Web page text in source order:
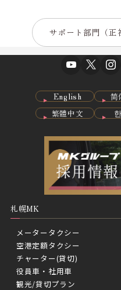
サポート部門（正
English
简
繁體中文
札幌MK
メータータクシー
空港定額タクシー
チャーター(貸切)
役員車・社用車
観光/貸切プラン